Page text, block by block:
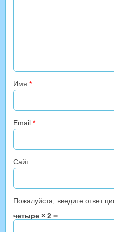
Имя *
Email *
Сайт
Пожалуйста, введите ответ
четыре × 2 =